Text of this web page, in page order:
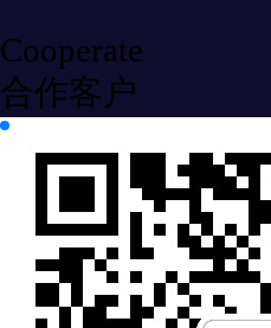
Cooperate
合作客户